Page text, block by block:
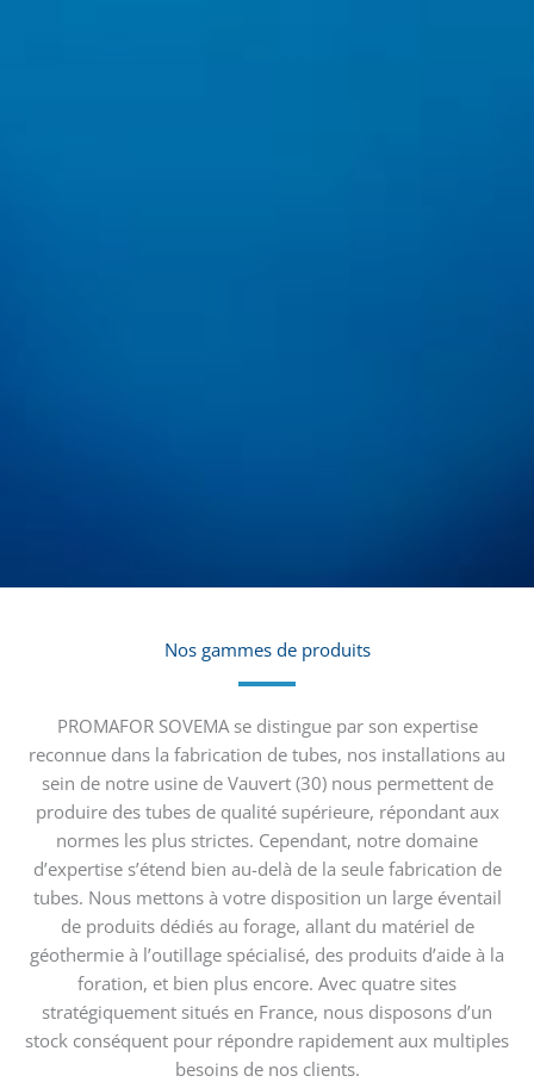
Nos gammes de produits
PROMAFOR SOVEMA se distingue par son expertise
reconnue dans la fabrication de tubes, nos installations au
sein de notre usine de Vauvert (30) nous permettent de
produire des tubes de qualité supérieure, répondant aux
normes les plus strictes. Cependant, notre domaine
d’expertise s’étend bien au-delà de la seule fabrication de
tubes. Nous mettons à votre disposition un large éventail
de produits dédiés au forage, allant du matériel de
géothermie à l’outillage spécialisé, des produits d’aide à la
foration, et bien plus encore. Avec quatre sites
stratégiquement situés en France, nous disposons d’un
stock conséquent pour répondre rapidement aux multiples
besoins de nos clients.